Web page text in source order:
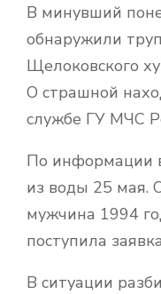
В минувший
обнаружили
Щелоковского
О страшной
службе ГУ МЧС
По информации
из воды 25 мая.
мужчина 1994
поступила
В ситуации